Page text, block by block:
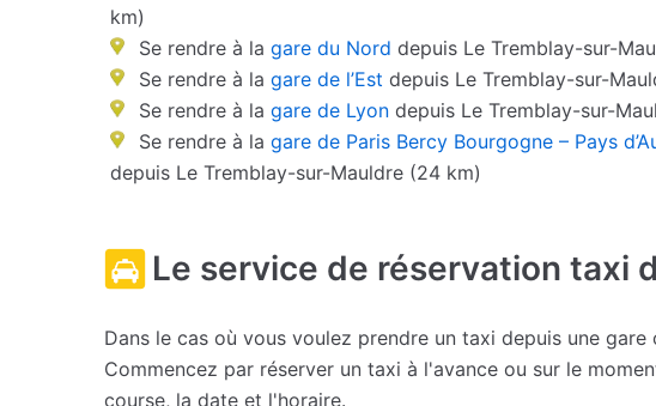
km)
Se rendre à la gare du Nord depuis Le Tremblay-sur-
Se rendre à la gare de l’Est depuis Le Tremblay-sur-
Se rendre à la gare de Lyon depuis Le Tremblay-sur-
Se rendre à la gare de Paris Bercy Bourgogne – Pays
depuis Le Tremblay-sur-Mauldre (24 km)
Le service de réservation taxi
Dans le cas où vous voulez prendre un taxi depuis une
Commencez par réserver un taxi à l'avance ou sur le
course, la date et l'horaire.